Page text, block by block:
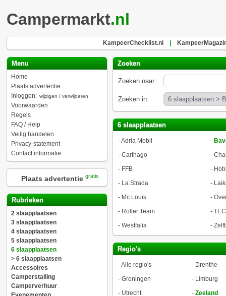
Campermarkt.nl
KampeerChecklist.nl
Menu
Home
Plaats advertentie
Inloggen: wijzigen / verwijderen
Voorwaarden
Regels
FAQ / Help
Veilig handelen
Privacy-statement
Contact informatie
Plaats advertentie gratis
Rubrieken
2 slaapplaatsen
3 slaapplaatsen
4 slaapplaatsen
5 slaapplaatsen
6 slaapplaatsen
> 6 slaapplaatsen
Accessoires
Camperstalling
Camperverhuur
Zoeken
Zoeken naar:
Zoeken in:
6 slaapplaatsen
-Adria Mobil -
- Carthago -
- FFB -
- La Strada -
- Mc Louis -
- Roller Team - TEC
- Westfalia -
Regio's
-Alle regio's - Drenthe
- Groningen - Limburg
- Utrecht - Zeeland